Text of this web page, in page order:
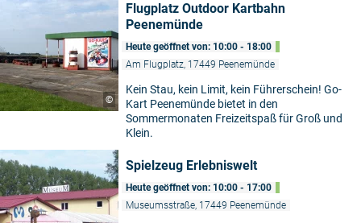
©
Flugplatz Outdoor Kartbahn
Peenemünde
Heute geöffnet von: 10:00 - 18:00
Am Flugplatz, 17449 Peenemünde
Kein Stau, kein Limit, kein Führerschein! Go-
Kart Peenemünde bietet in den
Sommermonaten Freizeitspaß für Groß und
Klein.
Spielzeug Erlebniswelt
Heute geöffnet von: 10:00 - 17:00
Museumsstraße, 17449 Peenemünde